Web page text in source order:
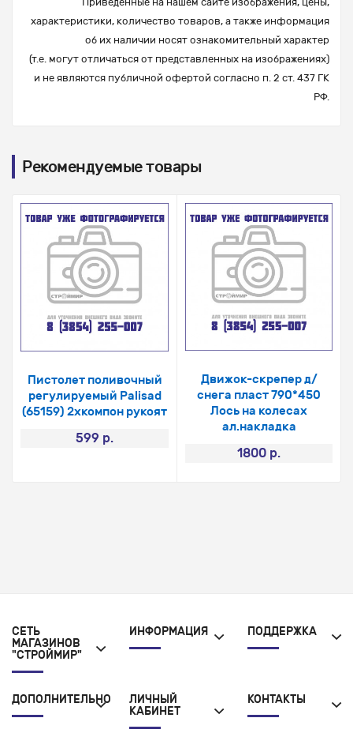
характеристики, количество товаров, а также информация
об их наличии носят ознакомительный характер
(т.е. могут отличаться от представленных на изображениях)
и не являются публичной офертой согласно п. 2 ст. 437 ГК
РФ.
Рекомендуемые товары
Пистолет поливочный
регулируемый Palisad
(65159) 2хкомпон рукоят
599 р.
Движок-скрепер д/
снега пласт 790*450
Лось на колесах
ал.накладка
1800 р.
СЕТЬ
МАГАЗИНОВ
"СТРОЙМИР"
ИНФОРМАЦИЯ ПОДДЕРЖКА
ДОПОЛНИТЕЛЬНО
ЛИЧНЫЙ
КАБИНЕТ
КОНТАКТЫ